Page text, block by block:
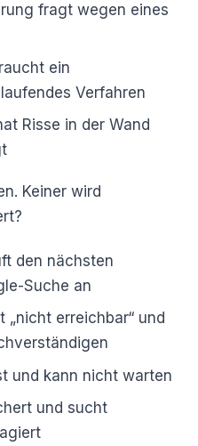
fragt wegen eines
ein
Verfahren
Risse in der Wand
Keiner wird
den nächsten
Suche an
„nicht erreichbar“ und
und kann nicht warten
und sucht